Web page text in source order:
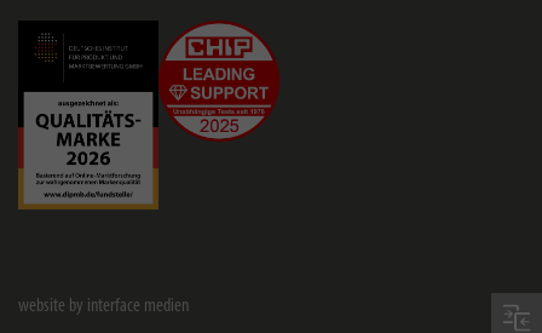
website by interface medien